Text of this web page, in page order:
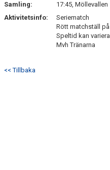
DOKUMENT
Samling:
17:45, Möllevallen
Aktivitetsinfo:
Seriematch
Rött matchställ på
Speltid kan variera
Mvh Tränarna
<< Tillbaka